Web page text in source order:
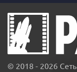
© 2018 - 2026